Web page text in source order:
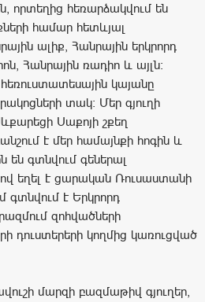
որտեղից հեռարձակվում են
համար հետևյալ
ալիք, Հանրային երկրորդ
Հանրային ռադիո և այլն:
կայանը
տակ: Մեր գյուղի
Սաքոյի շքեղ
է մեր համայնքի հոգին և
են գտնվում գեներալ
եղել է ցարական Ռուսաստանի
գտնվում է Երկրորդ
զոհվածների
դուստերերի կողմից կառուցված
մարզի բազմաթիվ գյուղեր,